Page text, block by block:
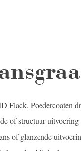
Flack. Poedercoaten
of structuur uitvoering
of glanzende